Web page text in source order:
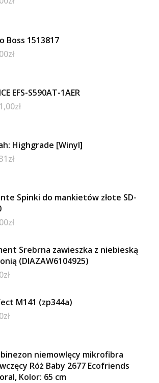
Boss 1513817
zł
EFS-S590AT-1AER
zł
Highgrade [Winyl]
zł
Spinki do mankietów złote SD-
zł
Srebrna zawieszka z niebieską
(DIAZAW6104925)
zł
M141 (zp344a)
zł
niemowlęcy mikrofibra
Róż Baby 2677 Ecofriends
Kolor: 65 cm